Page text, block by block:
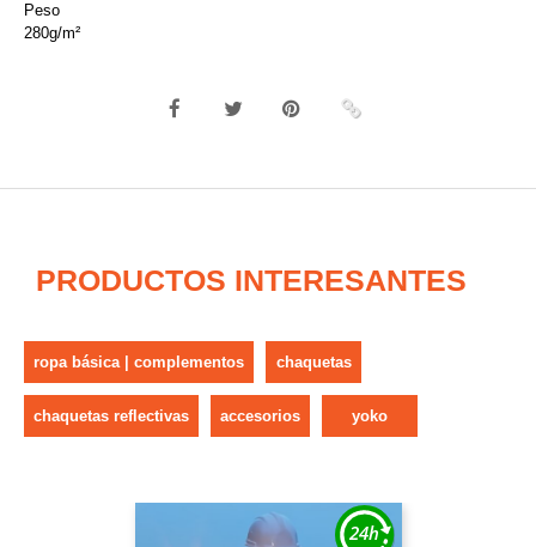
Peso
280g/m²
PRODUCTOS INTERESANTES
ropa básica | complementos chaquetas
chaquetas reflectivas accesorios yoko